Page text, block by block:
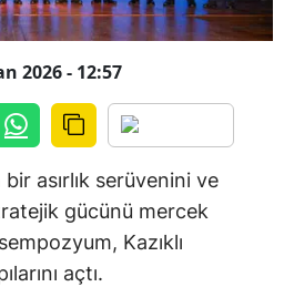
2026 - 12:57
asırlık serüvenini ve
gücünü mercek
Kazıklı
açtı.